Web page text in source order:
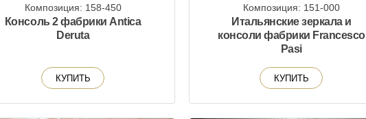
Композиция: 158-450
Консоль 2 фабрики Antica
Deruta
КУПИТЬ
Композиция: 151-000
Итальянские зеркала и
консоли фабрики Francesco
Pasi
КУПИТЬ